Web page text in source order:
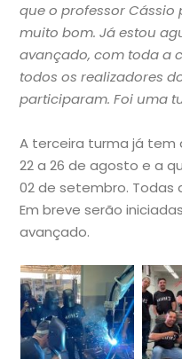
que o professor Cássio
muito bom. Já estou
avançado, com toda a
todos os realizadores
participaram. Foi uma
A terceira turma já
22 a 26 de agosto e a
02 de setembro. Todas
Em breve serão
avançado.